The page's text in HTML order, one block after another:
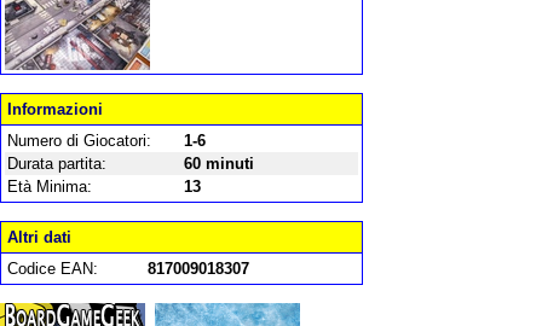
Informazioni
Numero di Giocatori:
1-6
Durata partita:
60 minuti
Età Minima:
13
Altri dati
Codice EAN:
817009018307